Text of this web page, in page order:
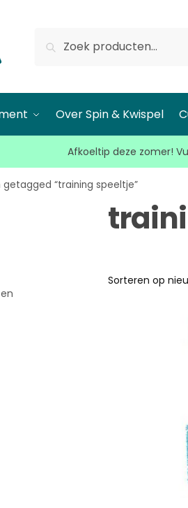
Over Spin & Kwispel
Afkoeltip deze zomer!
getagged “training speeltje”